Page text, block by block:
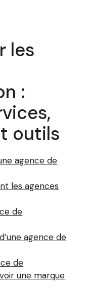
les
:
outils
agence de
les agences
de
agence de
de
une marque